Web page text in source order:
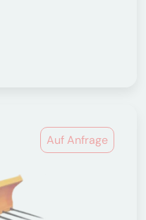
Auf Anfrage